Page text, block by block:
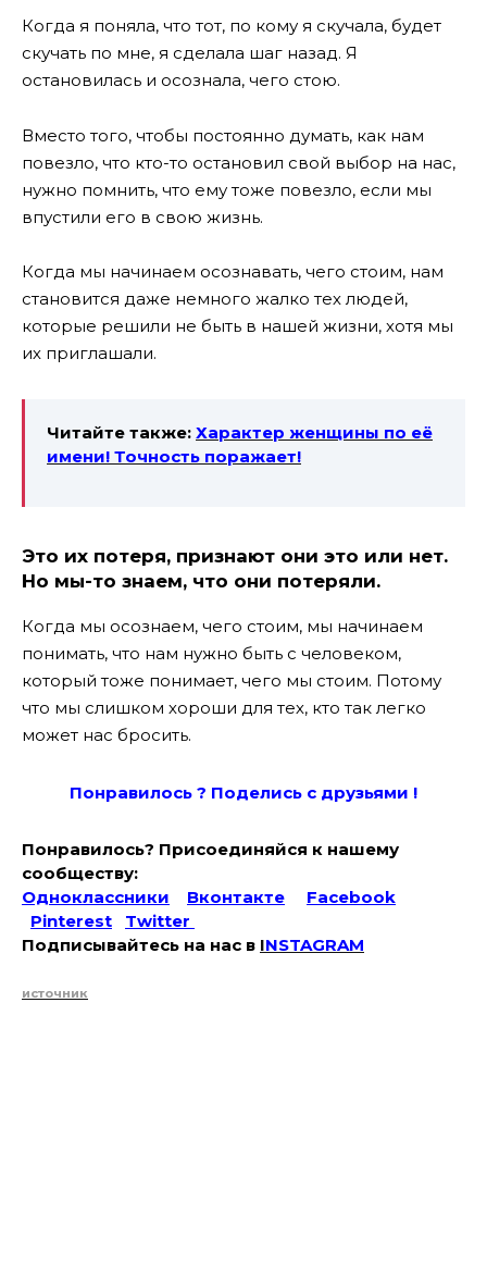
Когда я поняла, что тот, по кому я скучала, будет
скучать по мне, я сделала шаг назад. Я
остановилась и осознала, чего стою.
Вместо того, чтобы постоянно думать, как нам
повезло, что кто-то остановил свой выбор на нас,
нужно помнить, что ему тоже повезло, если мы
впустили его в свою жизнь.
Когда мы начинаем осознавать, чего стоим, нам
становится даже немного жалко тех людей,
которые решили не быть в нашей жизни, хотя мы
их приглашали.
Читайте также: Характер женщины по её
имени! Точность поражает!
Это их потеря, признают они это или нет.
Но мы-то знаем, что они потеряли.
Когда мы осознаем, чего стоим, мы начинаем
понимать, что нам нужно быть с человеком,
который тоже понимает, чего мы стоим. Потому
что мы слишком хороши для тех, кто так легко
может нас бросить.
Понравилось ? Поделись с друзьями !
Понравилось? Присоединяйся к нашему
сообществу:
Одноклассники
Вконтакте
Facebook
Pinterest
Twitter
Подписывайтесь на наc в INSTAGRAM
источник